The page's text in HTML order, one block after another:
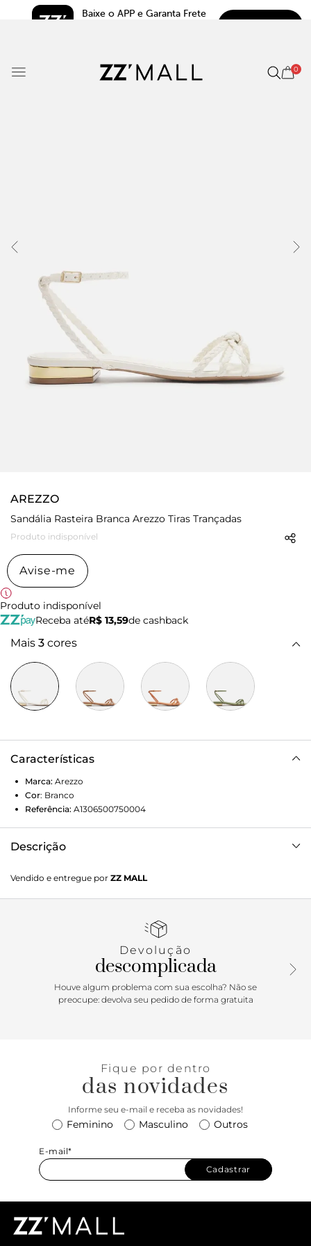
Baixe o APP e Garanta Frete
0
AREZZO
Sandália Rasteira Branca Arezzo Tiras Trançadas
Produto indisponível
Avise-me
Produto indisponível
Receba atéR$ 13,59de cashback
Mais 3 cores
Características
Marca: Arezzo
Cor: Branco
Referência: A1306500750004
Descrição
baixo metálico e formato arredondado na ponta. Traz tiras
finas trançadas e unidas por nó sobre os dedos. Possui tira
contorna o tornozelo e fecha em fivela lateral. Com
A sandália exibe todo o pé.
Vendido e entregue por ZZ MALL
Devolução
descomplicada
Houve algum problema com sua escolha? Não se
preocupe: devolva seu pedido de forma gratuita
Fique por dentro
das novidades
Informe seu e-mail e receba as novidades!
Feminino Masculino Outros
E-mail*
Cadastrar